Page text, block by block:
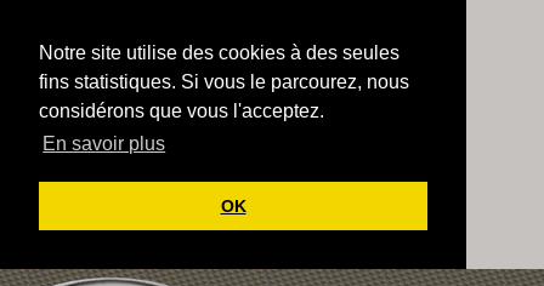
Notre site utilise des cookies à des seules
fins statistiques. Si vous le parcourez, nous
considérons que vous l'acceptez.
En savoir plus
OK